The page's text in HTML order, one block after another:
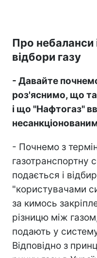
Про небаланси
відбори газу
- Давайте
роз'яснимо, що
і що "Нафтогаз"
- Почнемо з
газотранспортну
подається і
"користувачами
за кимось
різницю між
подають у
Відповідно з